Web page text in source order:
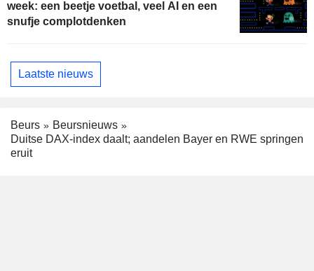
week: een beetje voetbal, veel AI en een
snufje complotdenken
Laatste nieuws
Beurs
Beursnieuws
Duitse DAX-index daalt; aandelen Bayer en RWE springen
eruit